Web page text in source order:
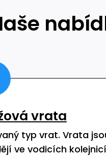
vrata
typ vrat. Vrata
ve vodicích